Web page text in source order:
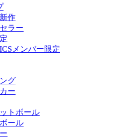
作
ラー
メンバー限定
グ
ー
トボール
ール